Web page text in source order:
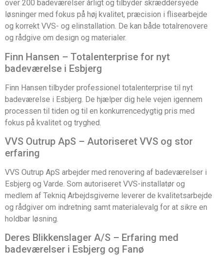
over 200 badeværelser årligt og tilbyder skræddersyede
løsninger med fokus på høj kvalitet, præcision i flisearbejde
og korrekt VVS- og elinstallation. De kan både totalrenovere
og rådgive om design og materialer.
Finn Hansen – Totalenterprise for nyt
badeværelse i Esbjerg
Finn Hansen tilbyder professionel totalenterprise til nyt
badeværelse i Esbjerg. De hjælper dig hele vejen igennem
processen til tiden og til en konkurrencedygtig pris med
fokus på kvalitet og tryghed.
VVS Outrup ApS – Autoriseret VVS og stor
erfaring
VVS Outrup ApS arbejder med renovering af badeværelser i
Esbjerg og Varde. Som autoriseret VVS-installatør og
medlem af Tekniq Arbejdsgiverne leverer de kvalitetsarbejde
og rådgiver om indretning samt materialevalg for at sikre en
holdbar løsning.
Deres Blikkenslager A/S – Erfaring med
badeværelser i Esbjerg og Fanø